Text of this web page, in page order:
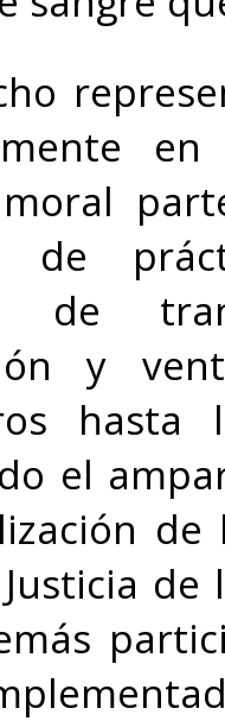
de
de
y
hasta
el
de